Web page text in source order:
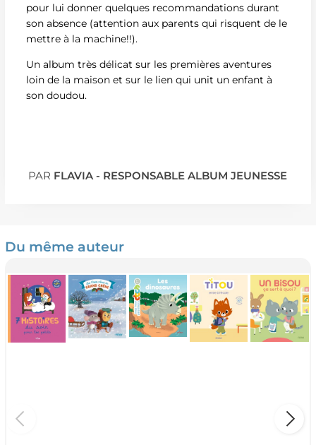
pour lui donner quelques recommandations durant
son absence (attention aux parents qui risquent de le
mettre à la machine!!).
Un album très délicat sur les premières aventures
loin de la maison et sur le lien qui unit un enfant à
son doudou.
PAR FLAVIA - RESPONSABLE ALBUM JEUNESSE
Du même auteur